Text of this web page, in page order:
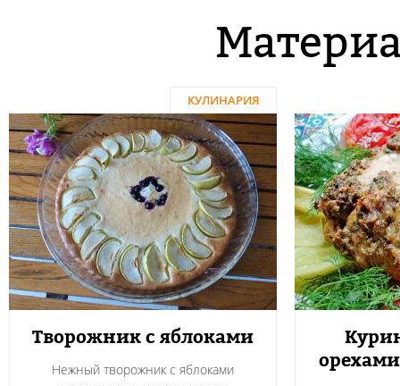
КУЛИНАРИЯ
Творожник с яблоками
Нежный творожник с яблоками